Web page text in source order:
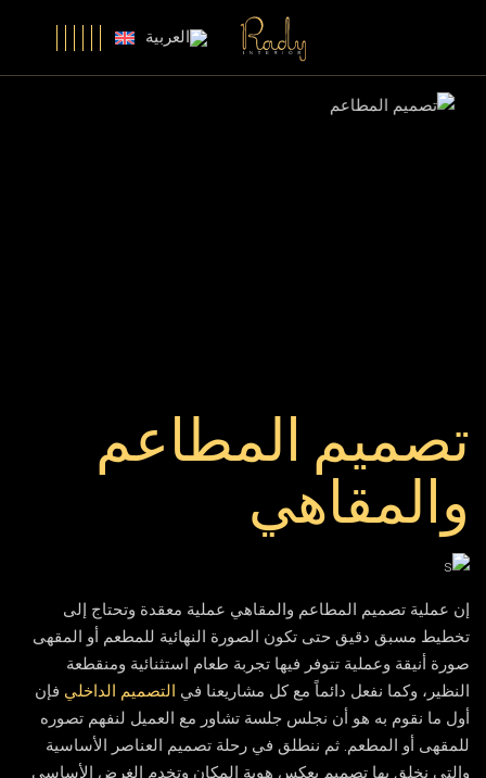
تصميم المطاعم
والمقاهي
إن عملية تصميم المطاعم والمقاهي عملية معقدة وتحتاج إلى
تخطيط مسبق دقيق حتى تكون الصورة النهائية للمطعم أو المقهى
صورة أنيقة وعملية تتوفر فيها تجربة طعام استثنائية ومنقطعة
النظير، وكما نفعل دائماً مع كل مشاريعنا في التصميم الداخلي فإن
أول ما نقوم به هو أن نجلس جلسة تشاور مع العميل لنفهم تصوره
للمقهى أو المطعم. ثم ننطلق في رحلة تصميم العناصر الأساسية
والتي نخلق بها تصميم يعكس هوية المكان وتخدم الغرض الأساسي